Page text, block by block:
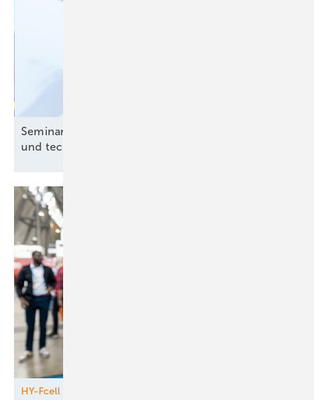
Seminar: Ladeinfrastruktur – Grundlagen, Gesetze
und technische
HY-Fcell